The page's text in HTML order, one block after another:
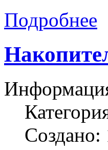
Подробнее
Создано: